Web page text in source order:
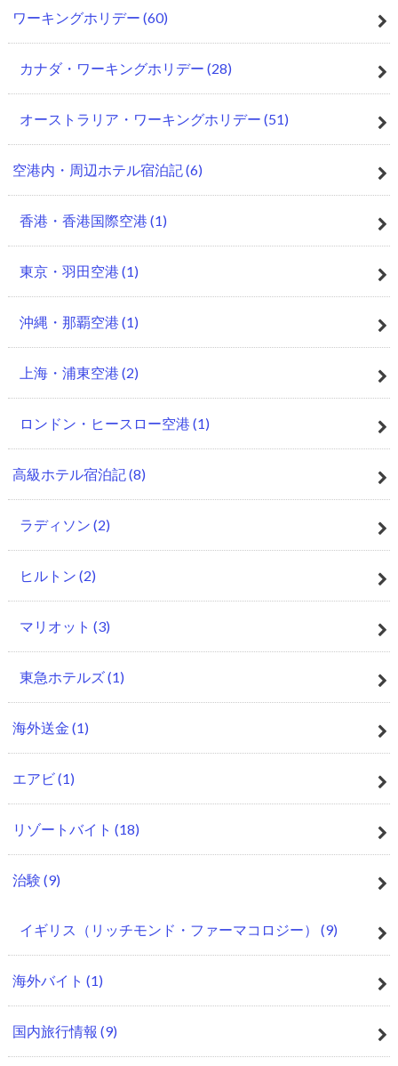
ワーキングホリデー (60)
カナダ・ワーキングホリデー (28)
オーストラリア・ワーキングホリデー (51)
空港内・周辺ホテル宿泊記(6)
香港・香港国際空港 (1)
東京・羽田空港 (1)
沖縄・那覇空港 (1)
上海・浦東空港 (2)
ロンドン・ヒースロー空港 (1)
高級ホテル宿泊記(8)
ラディソン (2)
ヒルトン (2)
マリオット (3)
東急ホテルズ(1)
海外送金 (1)
エアビ(1)
リゾートバイト (18)
治験 (9)
イギリス（リッチモンド・ファーマコロジー） (9)
海外バイト (1)
国内旅行情報 (9)